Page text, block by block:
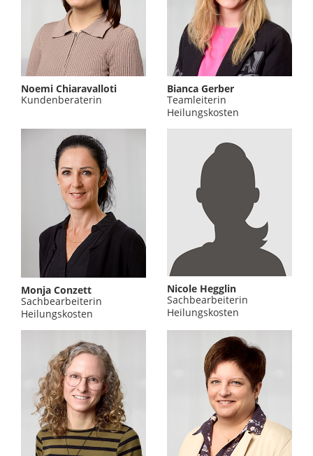
Noemi Chiaravalloti
Kundenberaterin
Bianca Gerber
Teamleiterin
Heilungskosten
Monja Conzett
Sachbearbeiterin
Heilungskosten
Nicole Hegglin
Sachbearbeiterin
Heilungskosten